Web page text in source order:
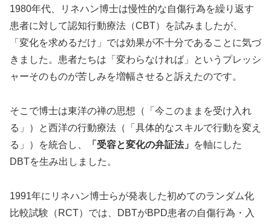
1980年代、リネハン博士は慢性的な自傷行為を繰り返す
患者に対して認知行動療法（CBT）を試みましたが、
「変化を求めるだけ」では効果が不十分であることに気づ
きました。患者たちは「変わらなければ」というプレッシ
ャーそのものが苦しみを増幅させると訴えたのです。
そこで博士は東洋の禅の思想（「今このままを受け入れ
る」）と西洋の行動療法（「具体的なスキルで行動を変え
る」）を統合し、
「受容と変化の弁証法」
を軸にした
DBTを生み出しました。
1991年にリネハン博士らが発表した初めてのランダム化
比較試験（RCT）では、DBTがBPD患者の自傷行為・入